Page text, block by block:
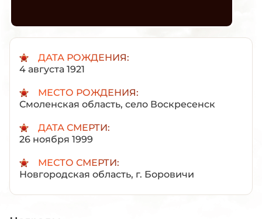
ДАТА РОЖДЕНИЯ:
4 августа 1921
МЕСТО РОЖДЕНИЯ:
Смоленская область, село Воскресенск
ДАТА СМЕРТИ:
26 ноября 1999
МЕСТО СМЕРТИ:
Новгородская область, г. Боровичи